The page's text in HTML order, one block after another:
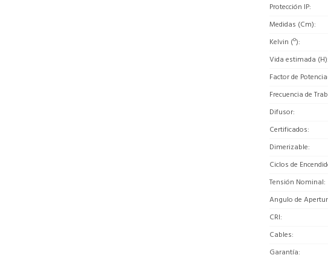
Protección IP
Medidas (Cm)
Kelvin (º)
Vida estimada (H)
Factor de
Frecuencia de
Difusor
Certificados
Dimerizable
Ciclos de
Tensión Nominal
Angulo de
CRI
Cables
Garantía